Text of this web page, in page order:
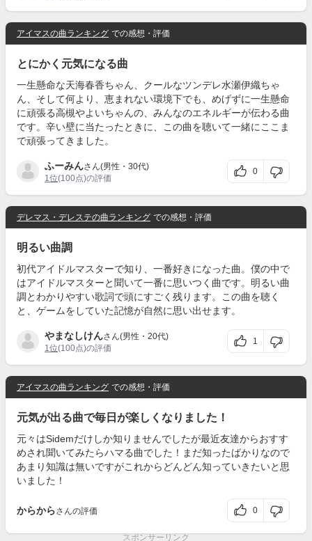
アイマスの曲ランキング での感想・評価
とにかく元気になる曲
一生懸命な天海春香ちゃん、クールなツンデレ水瀬伊織ちゃ
ん、そして何より、恵まれない環境下でも、めげずに一生懸命
に頑張る高槻やよいちゃんの、みんなのエネルギーが伝わる曲
です。辛い壁に当たったときに、この曲を聴いて一緒にここま
で頑張ってきました。
ふーみんさん(男性・30代)
1位(100点)の評価
0
デレマス・デレステの曲ランキング での感想・評価
明るい曲調
初代アイドルマスターで知り、一番好きになった曲。僕の中で
はアイドルマスターと聞いて一番に思いつく曲です。明るい曲
調とわかりやすい歌詞で頭にすごく残ります。この曲を聴く
と、ゲームをしていた記憶が自然に思い出せます。
やまなしけんさん(男性・20代)
1位(100点)の評価
1
アイマスの曲ランキング での感想・評価
元気が出る曲で毎日が楽しくなりました！
元々はSidemだけしか知りませんでしたが最近友達からおすす
めされ聞いてみたらハマる曲でした！まだ知ったばかりなので
あまり知識は無いですがこれからどんどん知っていきたいと思
いました！
からからさんの評価 0
スポンサーリンク